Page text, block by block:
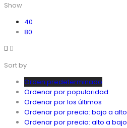
Show
40
80
Sort by
Orden predeterminado
Ordenar por popularidad
Ordenar por los últimos
Ordenar por precio: bajo a alto
Ordenar por precio: alto a bajo